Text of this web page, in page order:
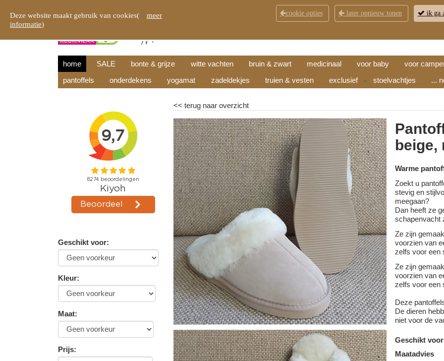
KLANTENSERVICE CONTACT
home SALE bonte & grijze witte vachten bruin & zwart medicinaal voor baby voor
pantoffels
onderdekens yogamat zadeldekjes truien & vesten exclusief ▼ stoelvachtjes ...
Geschikt voor:
Kleur:
Maat:
Prijs:
<<terug naar overzicht
beige,
Warme
Zoekt u
stevig en
meegaan?
Dan heeft ze
schapenvacht
Ze zijn
voorzien van
zelfs voor een
Ze zijn
voorzien van
zelfs voor een
Deze
De dieren
niet voor de
Geschikt voor
Maatadvies
Deze website maakt gebruik van cookies(
meer
informatie)
cookie opties later opnieuw tonen ik ga